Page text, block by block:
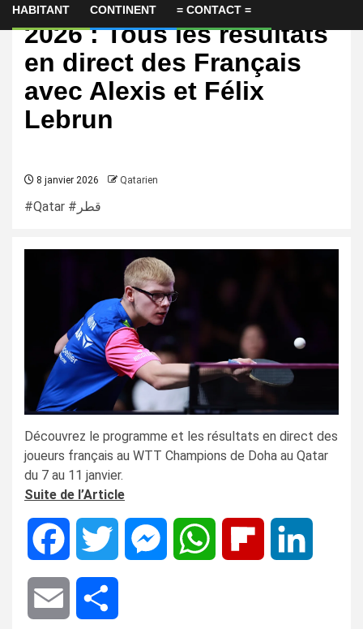
HABITANT CONTINENT = CONTACT =
2026 : Tous les résultats
en direct des Français
avec Alexis et Félix
Lebrun
8 janvier 2026 Qatarien
#Qatar #قطر
Découvrez le programme et les résultats en direct des
joueurs français au WTT Champions de Doha au Qatar
du 7 au 11 janvier.
Suite de l’Article
Facebook Twitter MessengerWhatsApp Flipboard
Email